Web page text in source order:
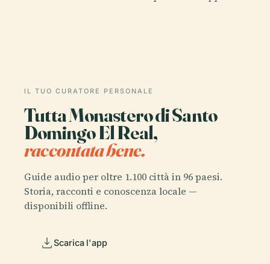
IL TUO CURATORE PERSONALE
Tutta Monastero di Santo
Domingo El Real,
raccontata bene.
Guide audio per oltre 1.100 città in 96 paesi.
Storia, racconti e conoscenza locale —
disponibili offline.
Scarica l'app